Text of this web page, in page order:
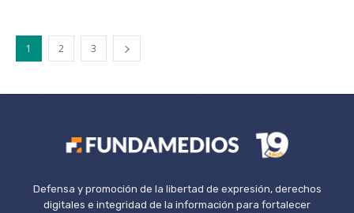
1 2 3
Defensa y promoción de la libertad de expresión, derechos
digitales e integridad de la información para fortalecer